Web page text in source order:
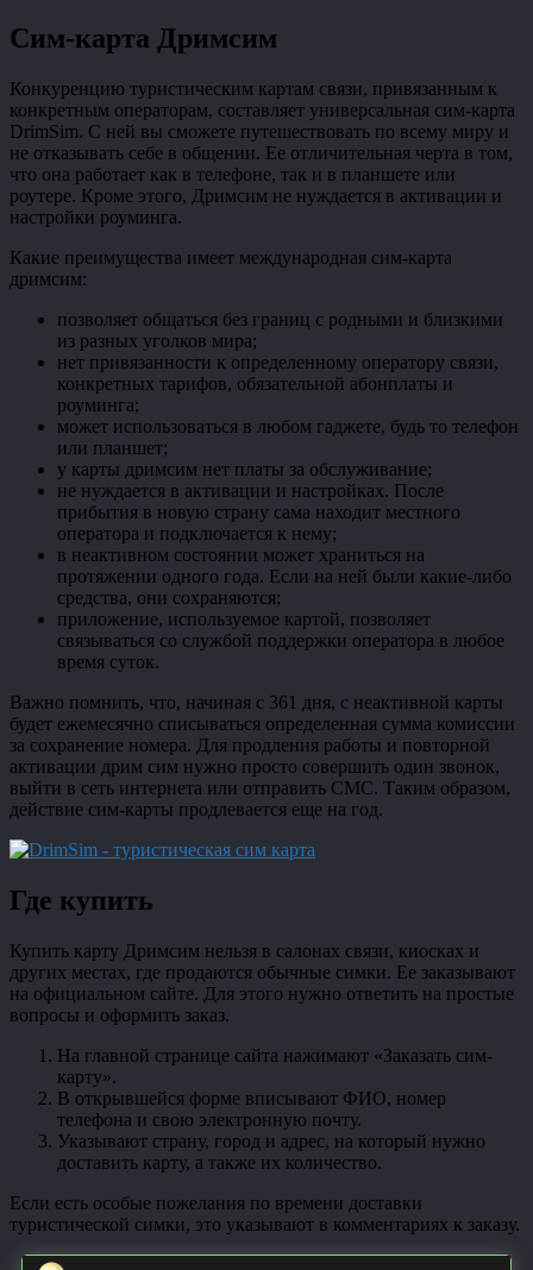
Сим-карта Дримсим
Конкуренцию туристическим картам связи, привязанным к
конкретным операторам, составляет универсальная сим-карта
DrimSim. С ней вы сможете путешествовать по всему миру и
не отказывать себе в общении. Ее отличительная черта в том,
что она работает как в телефоне, так и в планшете или
роутере. Кроме этого, Дримсим не нуждается в активации и
настройки роуминга.
Какие преимущества имеет международная сим-карта
дримсим:
позволяет общаться без границ с родными и близкими
из разных уголков мира;
нет привязанности к определенному оператору связи,
конкретных тарифов, обязательной абонплаты и
роуминга;
может использоваться в любом гаджете, будь то телефон
или планшет;
у карты дримсим нет платы за обслуживание;
не нуждается в активации и настройках. После
прибытия в новую страну сама находит местного
оператора и подключается к нему;
в неактивном состоянии может храниться на
протяжении одного года. Если на ней были какие-либо
средства, они сохраняются;
приложение, используемое картой, позволяет
связываться со службой поддержки оператора в любое
время суток.
Важно помнить, что, начиная с 361 дня, с неактивной карты
будет ежемесячно списываться определенная сумма комиссии
за сохранение номера. Для продления работы и повторной
активации дрим сим нужно просто совершить один звонок,
выйти в сеть интернета или отправить СМС. Таким образом,
действие сим-карты продлевается еще на год.
Где купить
Купить карту Дримсим нельзя в салонах связи, киосках и
других местах, где продаются обычные симки. Ее заказывают
на официальном сайте. Для этого нужно ответить на простые
вопросы и оформить заказ.
На главной странице сайта нажимают «Заказать сим-
карту».
В открывшейся форме вписывают ФИО, номер
телефона и свою электронную почту.
Указывают страну, город и адрес, на который нужно
доставить карту, а также их количество.
Если есть особые пожелания по времени доставки
туристической симки, это указывают в комментариях к заказу.